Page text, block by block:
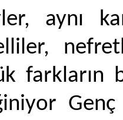
aynı
farkların